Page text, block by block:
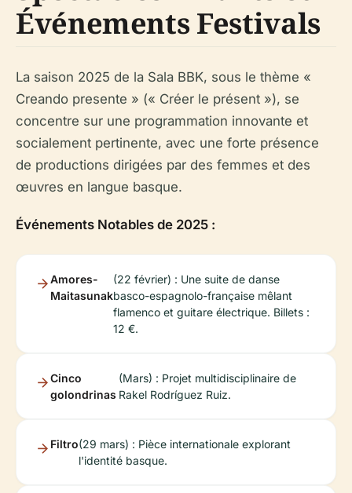
Événements Festivals
La saison 2025 de la Sala BBK, sous le thème «
Creando presente » (« Créer le présent »), se
concentre sur une programmation innovante et
socialement pertinente, avec une forte présence
de productions dirigées par des femmes et des
œuvres en langue basque.
Événements Notables de 2025 :
Amores-
Maitasunak
(22 février) : Une suite de danse
basco-espagnolo-française mêlant
flamenco et guitare électrique. Billets :
12 €.
Cinco
golondrinas
(Mars) : Projet multidisciplinaire de
Rakel Rodríguez Ruiz.
Filtro(29 mars) : Pièce internationale explorant
l'identité basque.